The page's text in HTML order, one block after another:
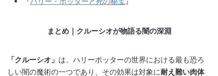
まとめ｜クルーシオが物語る闇の深淵
「クルーシオ」 は、ハリーポッターの世界における最も恐ろ
しい闇の魔術の一つであり、その効果は対象に耐え難い肉体